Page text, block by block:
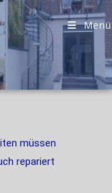
Menü
müssen
repariert